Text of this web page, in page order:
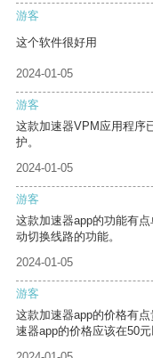
游客
这个软件很好用
2024-01-05
游客
这款加速器VPM应用程序
护。
2024-01-05
游客
这款加速器app的功能有
动切换线路的功能。
2024-01-05
游客
这款加速器app的价格有
速器app的价格应该在50元